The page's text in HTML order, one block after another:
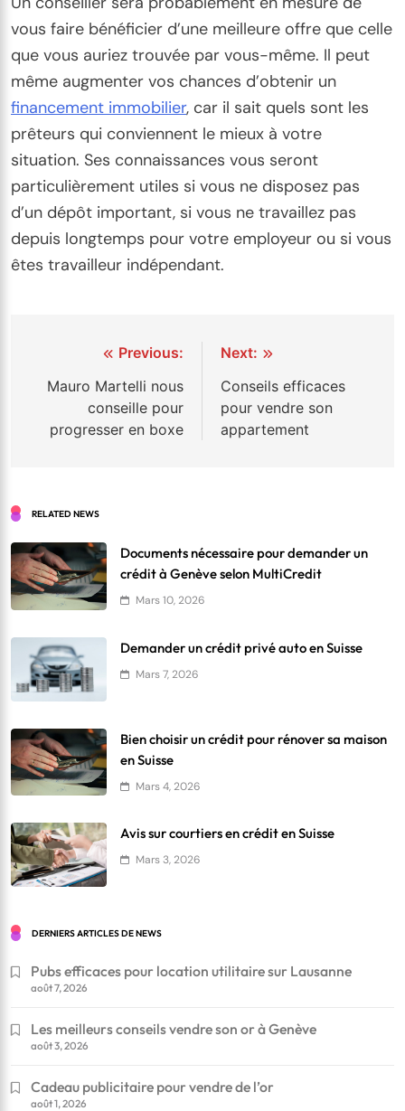
vous faire bénéficier d’une meilleure offre que celle
que vous auriez trouvée par vous-même. Il peut
même augmenter vos chances d’obtenir un
financement immobilier, car il sait quels sont les
prêteurs qui conviennent le mieux à votre
situation. Ses connaissances vous seront
particulièrement utiles si vous ne disposez pas
d’un dépôt important, si vous ne travaillez pas
depuis longtemps pour votre employeur ou si vous
êtes travailleur indépendant.
Navigation
de
l’article
Previous:
Mauro Martelli nous
conseille pour
progresser en boxe
Next:
Conseils efficaces
pour vendre son
appartement
RELATED NEWS
Documents nécessaire pour demander un
crédit à Genève selon MultiCredit
Mars 10, 2026
Demander un crédit privé auto en Suisse
Mars 7, 2026
Bien choisir un crédit pour rénover sa maison
en Suisse
Mars 4, 2026
Avis sur courtiers en crédit en Suisse
Mars 3, 2026
DERNIERS ARTICLES DE NEWS
Pubs efficaces pour location utilitaire sur Lausanne
août 7, 2026
Les meilleurs conseils vendre son or à Genève
août 3, 2026
Cadeau publicitaire pour vendre de l’or
août 1, 2026